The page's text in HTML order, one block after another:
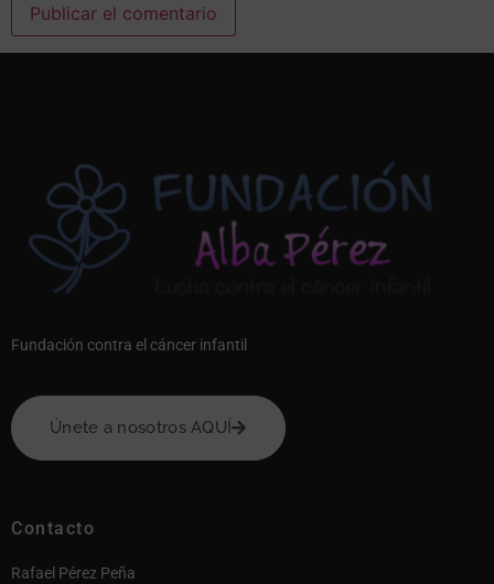
Fundación contra el cáncer infantil
Únete a nosotros AQUÍ
Contacto
Rafael Pérez Peña